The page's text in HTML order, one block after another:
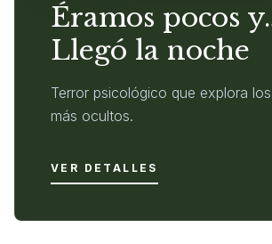
Éramos pocos
Llegó la noche
Terror psicológico que explora
más ocultos.
VER DETALLES